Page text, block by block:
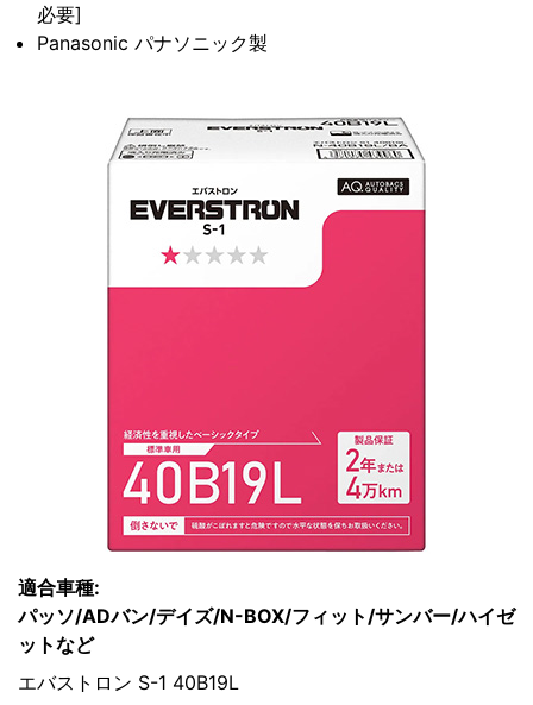
必要]
Panasonic パナソニック製
適合車種:
パッソ/ADバン/デイズ/N-BOX/フィット/サンバー/ハイゼ
ットなど
エバストロン S-1 40B19L